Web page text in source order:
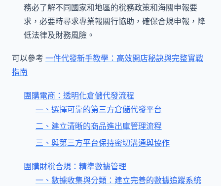
務必了解不同國家和地區的稅務政策和海關申報要
求，必要時尋求專業報關行協助，確保合規申報，降
低法律及財務風險。
可以參考 一件代發新手教學：高效開店秘訣與完整實戰
指南
團購電商：透明化倉儲代發流程
一、選擇可靠的第三方倉儲代發平台
二、建立清晰的商品進出庫管理流程
三、與第三方平台保持密切溝通與協作
團購財稅合規：精準數據管理
一、數據收集與分類：建立完善的數據追蹤系統